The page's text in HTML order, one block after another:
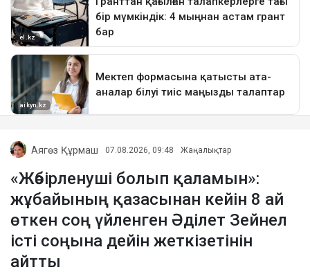
Аягөз Құрмаш 07.08.2026, 09:48 Жаңалықтар
«Жәбірленуші болып қаламын»:
жұбайының қазасынан кейін 8 ай
өткен соң үйленген Әділет Зейнел
істі соңына дейін жеткізетінін
айтты